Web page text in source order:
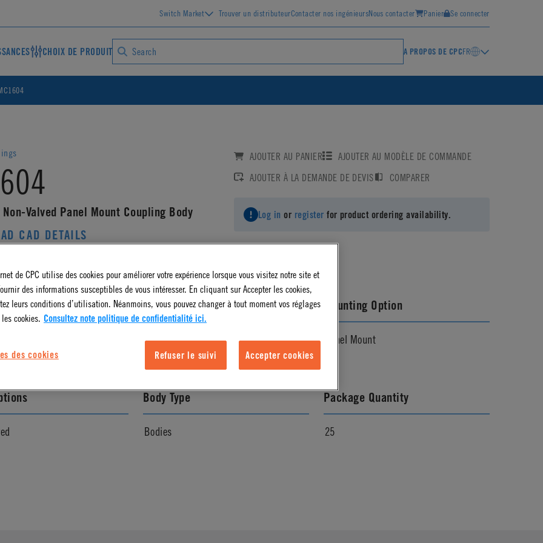
Switch Market Trouver un distributeurContacter nos ingénieursNous contacter Panier Se connecter
CHOIX DE PRODUIT A PROPOS DE CPCFR
Valved Panel Mount Coupling Body
CAD DETAILS
AJOUTER AU PANIER
AJOUTER AU MODÈLE DE COMMANDE
AJOUTER À LA DEMANDE DE DEVIS
COMPARER
Log in or register for product ordering availability.
Finish Color
White
Mounting Option
Panel Mount
Body Type
Bodies
Package Quantity
25
de CPC utilise des cookies pour améliorer votre expérience lorsque vous visitez notre site et
des informations susceptibles de vous intéresser. En cliquant sur Accepter les cookies,
leurs conditions d’utilisation. Néanmoins, vous pouvez changer à tout moment vos réglages
cookies. Consultez note politique de confidentialité ici.
des cookies Refuser le suivi Accepter cookies